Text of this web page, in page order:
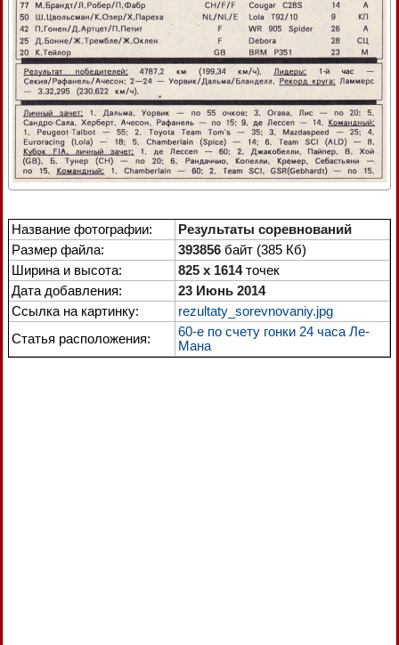
Название фотографии:
Результаты соревнований
Размер файла:
393856 байт (385 Кб)
Ширина и высота:
825 x 1614точек
Дата добавления:
23 Июнь 2014
Ссылка на картинку:
rezultaty_sorevnovaniy.jpg
Статья расположения:
60-е по счету гонки 24 часа Ле-
Мана